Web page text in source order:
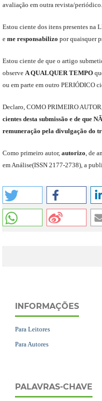
avaliação em outra revista/periódico.
Estou ciente dos itens presentes na
e meresponsabilizo por quaisquer
Estou ciente de que o artigo
observe A QUALQUER TEMPO
ou em parte em outro PERIÓDICO
Declaro COMO PRIMEIRO AUTOR
cientes desta submissão e de que
remuneração pela divulgação do
Como primeiro autor, autorizo de
em Análise(ISSN 2177-2738), a
INFORMAÇÕES
Para Leitores
Para Autores
PALAVRAS-CHAVE